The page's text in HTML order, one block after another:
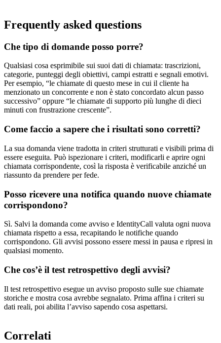
Frequently asked questions
Che tipo di domande posso porre?
Qualsiasi cosa esprimibile sui suoi dati di chiamata: trascrizioni,
categorie, punteggi degli obiettivi, campi estratti e segnali emotivi.
Per esempio, “le chiamate di questo mese in cui il cliente ha
menzionato un concorrente e non è stato concordato alcun passo
successivo” oppure “le chiamate di supporto più lunghe di dieci
minuti con frustrazione crescente”.
Come faccio a sapere che i risultati sono corretti?
La sua domanda viene tradotta in criteri strutturati e visibili prima di
essere eseguita. Può ispezionare i criteri, modificarli e aprire ogni
chiamata corrispondente, così la risposta è verificabile anziché un
riassunto da prendere per fede.
Posso ricevere una notifica quando nuove chiamate
corrispondono?
Sì. Salvi la domanda come avviso e IdentityCall valuta ogni nuova
chiamata rispetto a essa, recapitando le notifiche quando
corrispondono. Gli avvisi possono essere messi in pausa e ripresi in
qualsiasi momento.
Che cos’è il test retrospettivo degli avvisi?
Il test retrospettivo esegue un avviso proposto sulle sue chiamate
storiche e mostra cosa avrebbe segnalato. Prima affina i criteri su
dati reali, poi abilita l’avviso sapendo cosa aspettarsi.
Correlati